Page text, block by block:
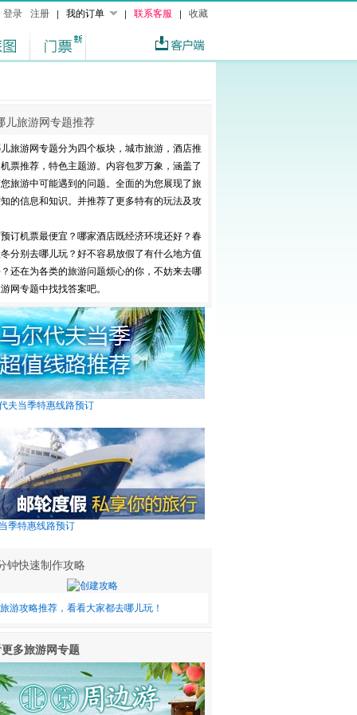
登录 注册 我的订单 联系客服 收藏
儿旅游网专题推荐
旅游网专题分为四个板块，城市旅游，酒店推
票推荐，特色主题游。内容包罗万象，涵盖了
旅游中可能遇到的问题。全面的为您展现了旅
的信息和知识。并推荐了更多特有的玩法及攻
订机票最便宜？哪家酒店既经济环境还好？春
分别去哪儿玩？好不容易放假了有什么地方值
还在为各类的旅游问题烦心的你，不妨来去哪
网专题中找找答案吧。
夫当季特惠线路预订
季特惠线路预订
钟快速制作攻略
游攻略推荐，看看大家都去哪儿玩！
多旅游网专题